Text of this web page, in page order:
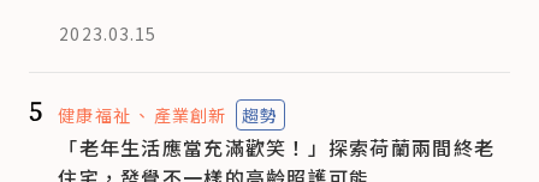
2023.03.15
5 健康福祉 產業創新 趨勢
「老年生活應當充滿歡笑！」探索荷蘭兩間終老